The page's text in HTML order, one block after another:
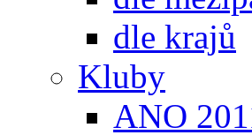
dle krajů
Kluby
ANO